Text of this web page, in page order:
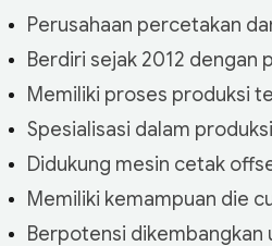
Perusahaan percetakan
Berdiri sejak 2012 dengan
Memiliki proses produksi
Spesialisasi dalam
Didukung mesin cetak
Memiliki kemampuan die
Berpotensi dikembangkan